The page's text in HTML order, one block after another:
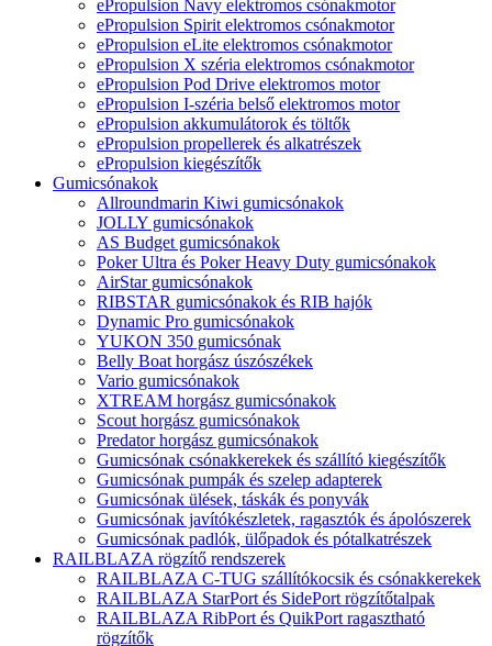
ePropulsion Navy elektromos csónakmotor
ePropulsion Spirit elektromos csónakmotor
ePropulsion eLite elektromos csónakmotor
ePropulsion X széria elektromos csónakmotor
ePropulsion Pod Drive elektromos motor
ePropulsion I-széria belső elektromos motor
ePropulsion akkumulátorok és töltők
ePropulsion propellerek és alkatrészek
ePropulsion kiegészítők
Gumicsónakok
Allroundmarin Kiwi gumicsónakok
JOLLY gumicsónakok
AS Budget gumicsónakok
Poker Ultra és Poker Heavy Duty gumicsónakok
AirStar gumicsónakok
RIBSTAR gumicsónakok és RIB hajók
Dynamic Pro gumicsónakok
YUKON 350 gumicsónak
Belly Boat horgász úszószékek
Vario gumicsónakok
XTREAM horgász gumicsónakok
Scout horgász gumicsónakok
Predator horgász gumicsónakok
Gumicsónak csónakkerekek és szállító kiegészítők
Gumicsónak pumpák és szelep adapterek
Gumicsónak ülések, táskák és ponyvák
Gumicsónak javítókészletek, ragasztók és ápolószerek
Gumicsónak padlók, ülőpadok és pótalkatrészek
RAILBLAZA rögzítő rendszerek
RAILBLAZA C-TUG szállítókocsik és csónakkerekek
RAILBLAZA StarPort és SidePort rögzítőtalpak
RAILBLAZA RibPort és QuikPort ragasztható
rögzítők